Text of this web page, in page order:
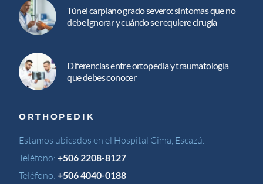
Túnel carpiano grado severo: síntomas que no
debe ignorar y cuándo se requiere cirugía
Diferencias entre ortopedia y traumatología
que debes conocer
ORTHOPEDIK
Estamos ubicados en el Hospital Cima, Escazú.
Teléfono:+506 2208-8127
Teléfono:+506 4040-0188